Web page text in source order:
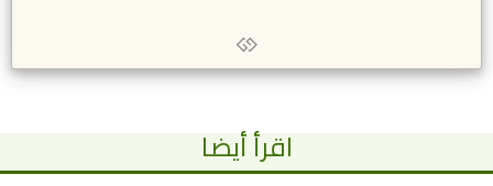
اقرأ أيضا